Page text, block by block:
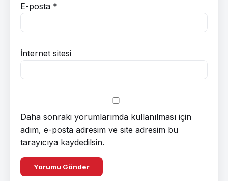
E-posta *
İnternet sitesi
Daha sonraki yorumlarımda kullanılması için
adım, e-posta adresim ve site adresim bu
tarayıcıya kaydedilsin.